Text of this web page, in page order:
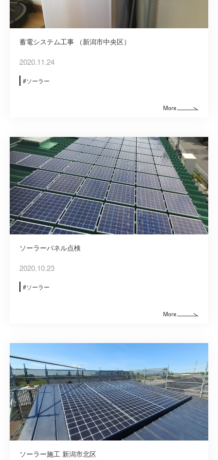
蓄電システム工事 （新潟市中央区）
2020.11.24
ソーラー
ソーラーパネル点検
2020.10.23
ソーラー
ソーラー施工 新潟市北区